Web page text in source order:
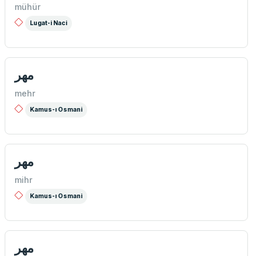
mühür
Lugat-i Naci
مهر
mehr
Kamus-ı Osmani
مهر
mihr
Kamus-ı Osmani
مهر